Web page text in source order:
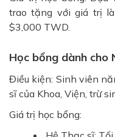
trao tặng với giá trị
$3,000 TWD.
Học bổng dành cho
Điều kiện: Sinh viên
sĩ của Khoa, Viện, trừ
Giá trị học bổng: